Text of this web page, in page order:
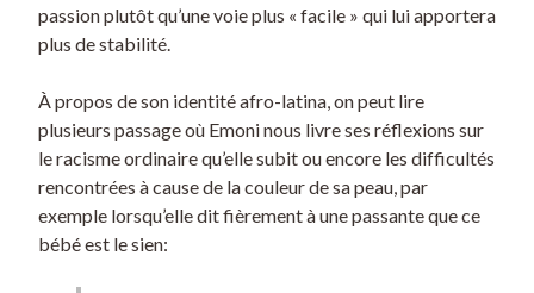
passion plutôt qu’une voie plus « facile » qui lui apportera
plus de stabilité.
À propos de son identité afro-latina, on peut lire
plusieurs passage où Emoni nous livre ses réflexions sur
le racisme ordinaire qu’elle subit ou encore les difficultés
rencontrées à cause de la couleur de sa peau, par
exemple lorsqu’elle dit fièrement à une passante que ce
bébé est le sien: